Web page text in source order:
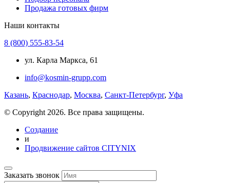
Продажа готовых фирм
Наши контакты
8 (800) 555-83-54
ул. Карла Маркса, 61
info@kosmin-grupp.com
Казань, Краснодар, Москва, Санкт-Петербург, Уфа
© Copyright 2026. Все права защищены.
Создание
и
Продвижение сайтов CITYNIX
Заказать звонок